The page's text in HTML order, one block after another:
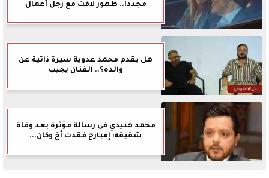
مجددا.. ظهور لافت مع رجل أعمال
هل يقدم محمد عدوية سيرة ذاتية عن
والده؟.. الفنان يجيب
محمد هنيدي فى رسالة مؤثرة بعد وفاة
شقيقه: إمبارح فقدت أخ وكان...